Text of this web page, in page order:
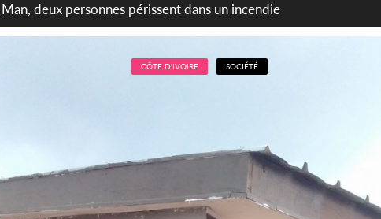
la célébration de la fête nationale transformée en vaste
dangereux
CÔTE D'IVOIRE SOCIÉTÉ